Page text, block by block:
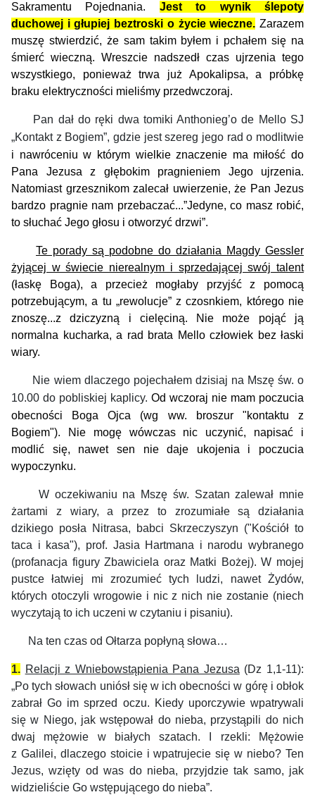
Sakramentu Pojednania. Jest to wynik ślepoty
duchowej i głupiej beztroski o życie wieczne. Zarazem
muszę stwierdzić, że sam takim byłem i pchałem się na
śmierć wieczną. Wreszcie nadszedł czas ujrzenia tego
wszystkiego, ponieważ trwa już Apokalipsa, a próbkę
braku elektryczności mieliśmy przedwczoraj.
Pan dał do ręki dwa tomiki Anthonieg’o de Mello SJ
„Kontakt z Bogiem”, gdzie jest szereg jego rad o modlitwie
i nawróceniuw którym wielkie znaczenie ma miłość do
Pana Jezusa z głębokim pragnieniem Jego ujrzenia.
Natomiast grzesznikom zalecał uwierzenie, że Pan Jezus
bardzo pragnie nam przebaczać...”Jedyne, co masz robić,
to słuchać Jego głosu i otworzyć drzwi”.
Te porady są podobne do działania Magdy Gessler
żyjącej w świecie nierealnym i sprzedającej swój talent
(łaskę Boga), a przecież mogłaby przyjść z pomocą
potrzebującym, a tu „rewolucje” z czosnkiem, którego nie
znoszę...z dziczyzną i cielęciną. Nie może pojąć ją
normalna kucharka, a rad brata Mello człowiek bez łaski
wiary.
Nie wiem dlaczego pojechałem dzisiaj na Mszę św. o
10.00 do pobliskiej kaplicy. Od wczoraj nie mam poczucia
obecności Boga Ojca (wg ww. broszur "kontaktu z
Bogiem"). Nie mogę wówczas nic uczynić, napisać i
modlić się, nawet sen nie daje ukojenia i poczucia
wypoczynku.
W oczekiwaniu na Mszę św. Szatan zalewał mnie
żartami z wiary, a przez to zrozumiałe są działania
dzikiego posła Nitrasa, babci Skrzeczyszyn ("Kościół to
taca i kasa"), prof. Jasia Hartmana i narodu wybranego
(profanacja figury Zbawiciela oraz Matki Bożej). W mojej
pustce łatwiej mi zrozumieć tych ludzi, nawet Żydów,
których otoczyli wrogowie i nic z nich nie zostanie (niech
wyczytają to ich uczeni w czytaniu i pisaniu).
Na ten czas od Ołtarza popłyną słowa…
1. Relacji z Wniebowstąpienia Pana Jezusa (Dz 1,1-11):
„Po tych słowach uniósł się w ich obecności w górę i obłok
zabrał Go im sprzed oczu. Kiedy uporczywie wpatrywali
się w Niego, jak wstępował do nieba, przystąpili do nich
dwaj mężowie w białych szatach. I rzekli: Mężowie
z Galilei, dlaczego stoicie i wpatrujecie się w niebo? Ten
Jezus, wzięty od was do nieba, przyjdzie tak samo, jak
widzieliście Go wstępującego do nieba”.